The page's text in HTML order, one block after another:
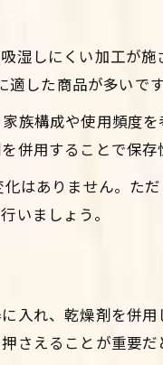
湿しにくい加工が
した商品が多いです
族構成や使用頻度
用することで保存
はありません。た
いましょう。
入れ、乾燥剤を併
えることが重要だ